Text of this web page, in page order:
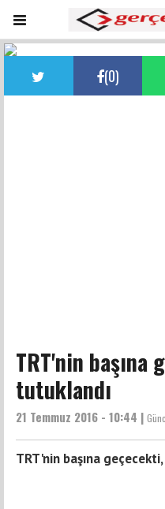
(0)
TRT'nin başına
tutuklandı
21 Temmuz 2016 - 10:44 |
TRT'nin başına